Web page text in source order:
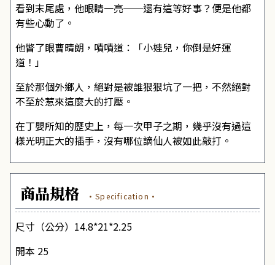
看到末尾處，他眼睛一亮──還有這等好事？便是他都
有些心動了。
他瞥了眼曹晴朗，嘖嘖道：「小娃兒，你倒是好運
道！」
至於那個外鄉人，絕對是被誰狠狠坑了一把，不然絕對
不至於惹來這麼大的打壓。
在丁嬰所知的歷史上，每一次甲子之期，幾乎沒有過這
樣光明正大的插手，沒有哪位謫仙人被如此敲打。
商品規格 ·Specification·
尺寸（公分）14.8*21*2.25
開本 25